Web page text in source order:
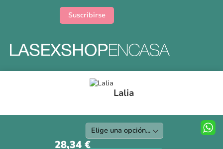
Lalia
28,34 €
Suscribirse
Formas y gastos de envíos
Protección a Compradores
Nuestra Tienda